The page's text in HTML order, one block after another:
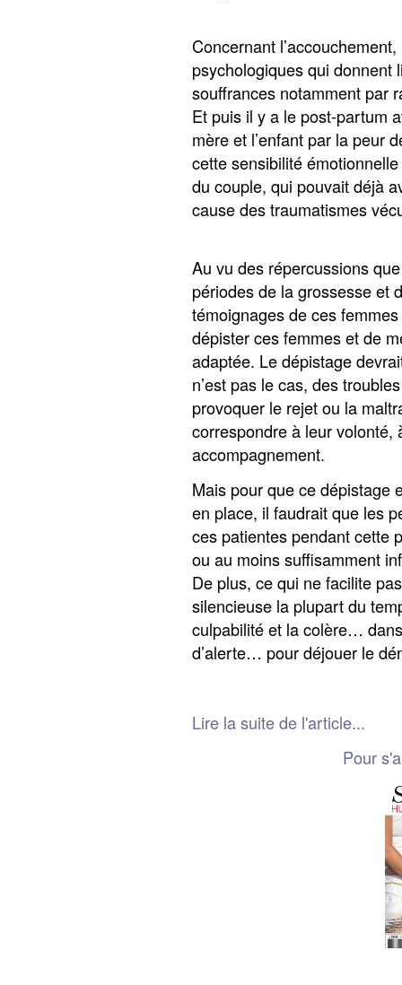
Concernant
psychologiques qui donnent
souffrances notamment par
Et puis il y a le post-partum
mère et l’enfant par la peur
cette sensibilité
du couple, qui pouvait déjà
cause des traumatismes
Au vu des répercussions
périodes de la grossesse et
témoignages de ces
dépister ces femmes et de
adaptée. Le dépistage
n’est pas le cas, des
provoquer le rejet ou la
correspondre à leur
accompagnement.
Mais pour que ce dépistage
en place, il faudrait que les
ces patientes pendant cette
ou au moins suffisamment
De plus, ce qui ne facilite
silencieuse la plupart du
culpabilité et la colère…
d’alerte… pour déjouer le
Lire la suite de l'article...
Pour